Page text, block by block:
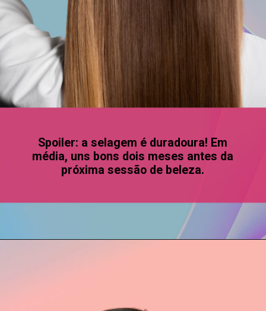
Spoiler: a selagem é duradoura! Em
média, uns bons dois meses antes da
próxima sessão de beleza.